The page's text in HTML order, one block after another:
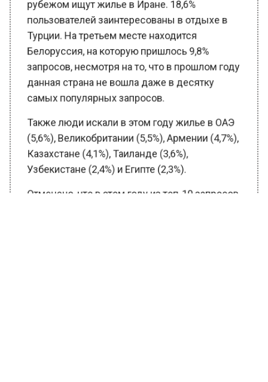
пользователей заинтересованы в отдыхе в
Турции. На третьем месте находится
Белоруссия, на которую пришлось 9,8%
запросов, несмотря на то, что в прошлом году
данная страна не вошла даже в десятку
самых популярных запросов.
Также люди искали в этом году жилье в ОАЭ
(5,6%), Великобритании (5,5%), Армении (4,7%),
Казахстане (4,1%), Таиланде (3,6%),
Узбекистане (2,4%) и Египте (2,3%).